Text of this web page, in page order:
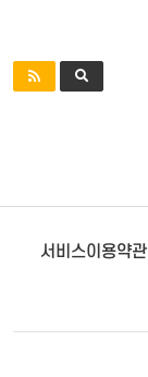
서비스이용약관